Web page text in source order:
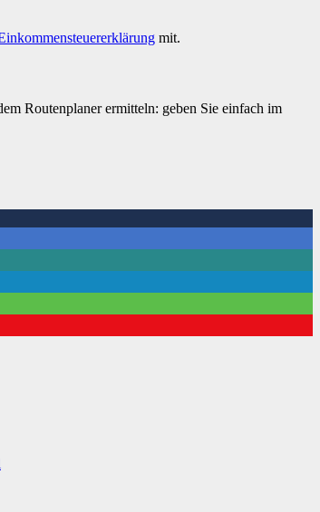
mit.
Routenplaner ermitteln: geben Sie einfach im